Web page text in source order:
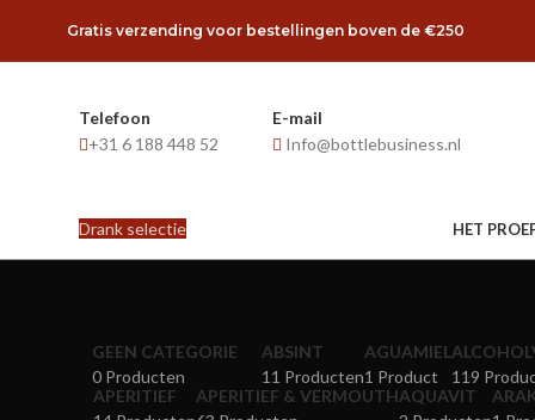
Gratis verzending voor bestellingen boven de €250
Telefoon
+31 6 188 448 52
E-mail
Info@bottlebusiness.nl
Drank selectie HET
GEEN CATEGORIE
0 Producten
ABSINT
11 Producten
AGUAMIEL
1 Product
119
APERITIEF
APERITIEF & VERMOUTHAQUAVIT